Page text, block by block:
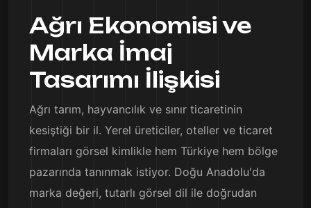
Ağrı Ekonomisi ve
Marka İmaj
Tasarımı İlişkisi
Ağrı tarım, hayvancılık ve sınır ticaretinin
kesiştiği bir il. Yerel üreticiler, oteller ve ticaret
firmaları görsel kimlikle hem Türkiye hem bölge
pazarında tanınmak istiyor. Doğu Anadolu'da
marka değeri, tutarlı görsel dil ile doğrudan